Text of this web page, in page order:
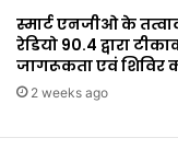
स्मार्ट एनजीओ के
रेडियो 90.4 द्वारा
जागरूकता एवं शिविर
2 weeks ago